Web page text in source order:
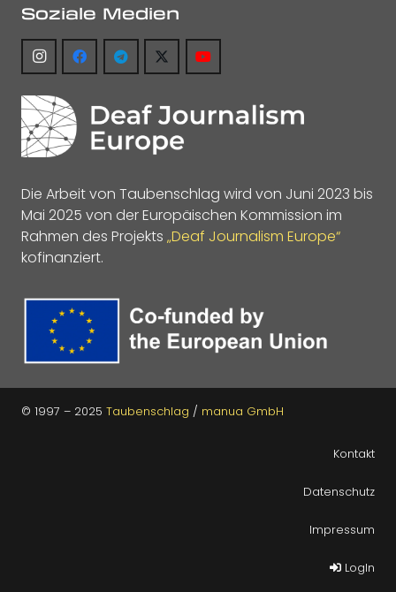
Soziale Medien
Die Arbeit von Taubenschlag wird von Juni 2023 bis
Mai 2025 von der Europäischen Kommission im
Rahmen des Projekts „Deaf Journalism Europe“
kofinanziert.
© 1997 – 2025 Taubenschlag / manua GmbH
Kontakt
Datenschutz
Impressum
LogIn